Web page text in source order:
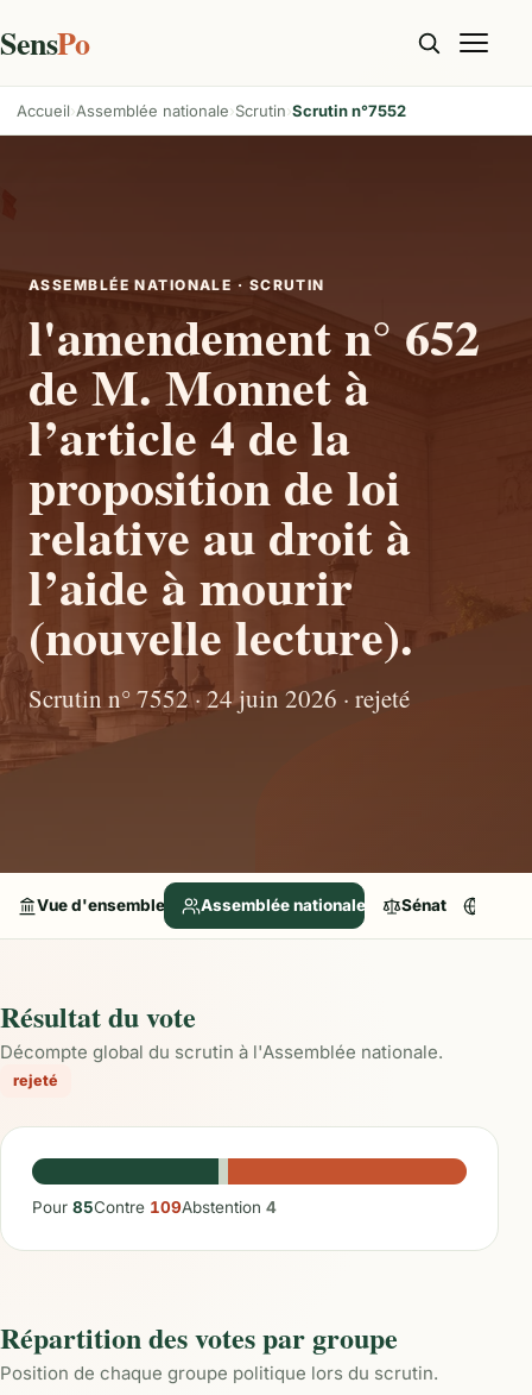
SensPo
Accueil Assemblée nationale Scrutin Scrutin n°7552
ASSEMBLÉE NATIONALE · SCRUTIN
l'amendement n° 652
de M. Monnet à
l’article 4 de la
proposition de loi
relative au droit à
l’aide à mourir
(nouvelle lecture).
Scrutin n° 7552 · 24 juin 2026 · rejeté
Vue d'ensemble Assemblée nationale Sénat
Résultat du vote
Décompte global du scrutin à l'Assemblée nationale.
rejeté
Pour 85Contre 109Abstention 4
Répartition des votes par groupe
Position de chaque groupe politique lors du scrutin.